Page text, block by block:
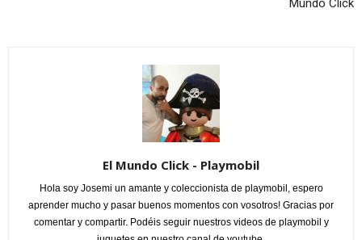
Mundo Click
El Mundo Click - Playmobil
Hola soy Josemi un amante y coleccionista de playmobil, espero
aprender mucho y pasar buenos momentos con vosotros! Gracias por
comentar y compartir. Podéis seguir nuestros videos de playmobil y